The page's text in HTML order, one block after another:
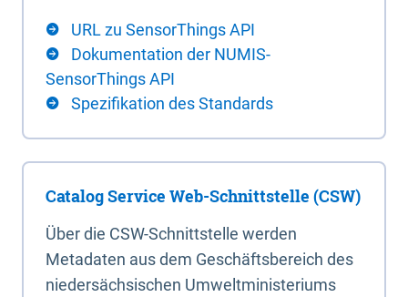
URL zu SensorThings API
Dokumentation der NUMIS-
SensorThings API
Spezifikation des Standards
Catalog Service Web-Schnittstelle (CSW)
Über die CSW-Schnittstelle werden
Metadaten aus dem Geschäftsbereich des
niedersächsischen Umweltministeriums